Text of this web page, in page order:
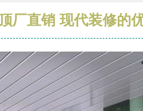
厂直销 现代装修的